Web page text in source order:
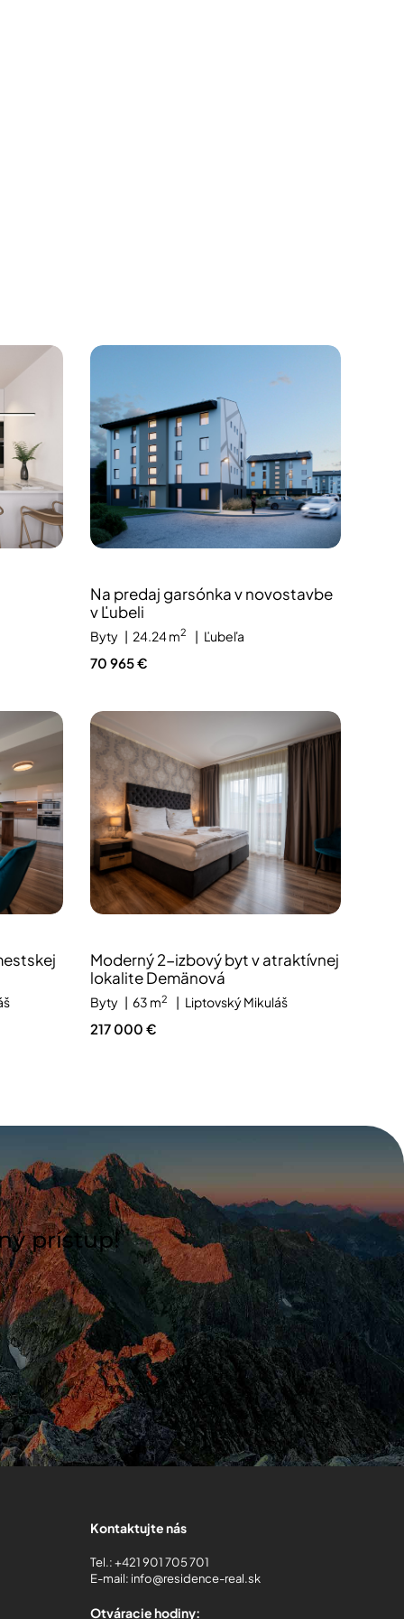
Na predaj garsónka v novostavbe
v Ľubeli
Byty 24.24 m2 Ľubeľa
70 965 €
Moderný 2-izbový byt v atraktívnej
lokalite Demänová
Byty 63 m2 Liptovský Mikuláš
217 000 €
prístup!
Kontaktujte nás
Tel.:+421 901 705 701
E-mail: info@residence-real.sk
Otváracie hodiny: